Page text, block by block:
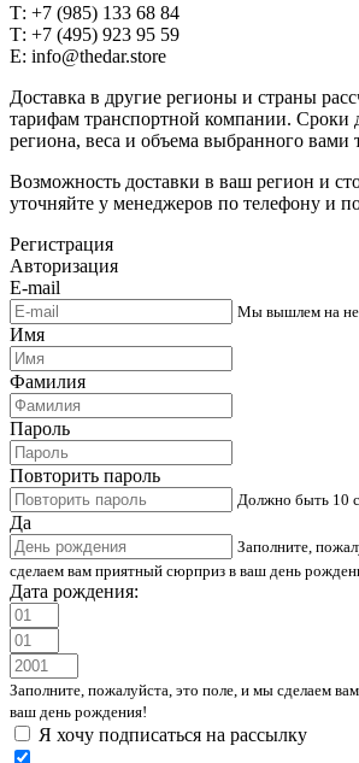
Т: +7 (985) 133 68 84
Т: +7 (495) 923 95 59
E: info@thedar.store
Доставка в другие регионы и страны
тарифам транспортной компании. Сроки
региона, веса и объема выбранного вами
Возможность доставки в ваш регион и
уточняйте у менеджеров по телефону и
Регистрация
Авторизация
E-mail
Мы вышлем на
Имя
Фамилия
Пароль
Повторить пароль
Должно быть 10
Да
Заполните,
сделаем вам приятный сюрприз в ваш день
Дата рождения:
Заполните, пожалуйста, это поле, и мы сделаем
ваш день рождения!
Я хочу подписаться на рассылку